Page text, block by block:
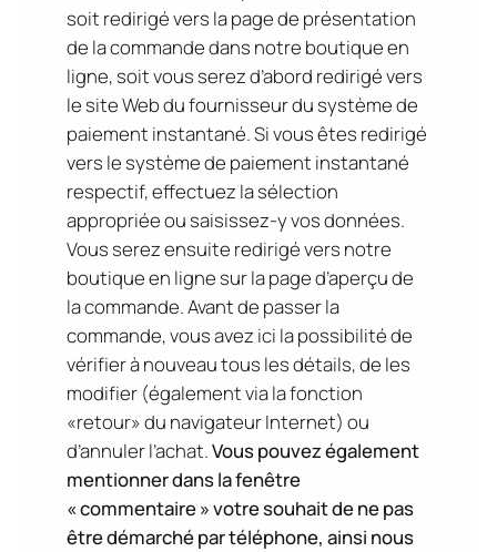
soit redirigé vers la page de présentation
de la commande dans notre boutique en
ligne, soit vous serez d’abord redirigé vers
le site Web du fournisseur du système de
paiement instantané. Si vous êtes redirigé
vers le système de paiement instantané
respectif, effectuez la sélection
appropriée ou saisissez-y vos données.
Vous serez ensuite redirigé vers notre
boutique en ligne sur la page d’aperçu de
la commande. Avant de passer la
commande, vous avez ici la possibilité de
vérifier à nouveau tous les détails, de les
modifier (également via la fonction
«retour» du navigateur Internet) ou
d’annuler l’achat.Vous pouvez également
mentionner dans la fenêtre
« commentaire » votre souhait de ne pas
être démarché par téléphone, ainsi nous